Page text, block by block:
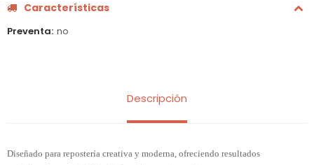
Características
Preventa no
Descripción
Diseñado para repostería creativa y moderna, ofreciendo resultados